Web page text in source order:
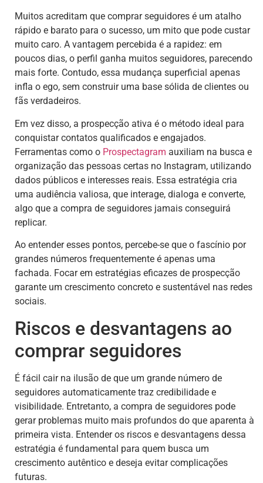
Muitos acreditam que comprar seguidores é um atalho
rápido e barato para o sucesso, um mito que pode custar
muito caro. A vantagem percebida é a rapidez: em
poucos dias, o perfil ganha muitos seguidores, parecendo
mais forte. Contudo, essa mudança superficial apenas
infla o ego, sem construir uma base sólida de clientes ou
fãs verdadeiros.
Em vez disso, a prospecção ativa é o método ideal para
conquistar contatos qualificados e engajados.
Ferramentas como o Prospectagram auxiliam na busca e
organização das pessoas certas no Instagram, utilizando
dados públicos e interesses reais. Essa estratégia cria
uma audiência valiosa, que interage, dialoga e converte,
algo que a compra de seguidores jamais conseguirá
replicar.
Ao entender esses pontos, percebe-se que o fascínio por
grandes números frequentemente é apenas uma
fachada. Focar em estratégias eficazes de prospecção
garante um crescimento concreto e sustentável nas redes
sociais.
Riscos e desvantagens ao
comprar seguidores
É fácil cair na ilusão de que um grande número de
seguidores automaticamente traz credibilidade e
visibilidade. Entretanto, a compra de seguidores pode
gerar problemas muito mais profundos do que aparenta à
primeira vista. Entender os riscos e desvantagens dessa
estratégia é fundamental para quem busca um
crescimento autêntico e deseja evitar complicações
futuras.